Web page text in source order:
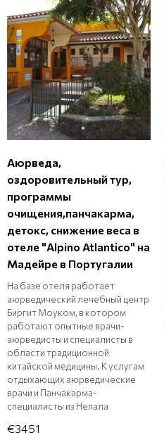
Аюрведа,
оздоровительный тур,
программы
очищения,панчакарма,
детокс, снижение веса в
отеле "Alpino Atlantico" на
Мадейре в Португалии
На базе отеля работает
аюрведический лечебный центр
Биргит Моуком, в котором
работают опытные врачи-
аюрведисты и специалисты в
области традиционной
китайской медицины. К услугам
отдыхающих аюрведические
врачи и Панчакарма-
специалисты из Непала
€3451